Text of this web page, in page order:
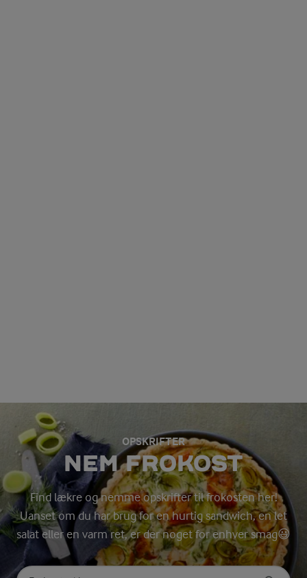
OPSKRIFTER
NEM FROKOST
Find lækre og nemme opskrifter til frokosten her!
Uanset om du har brug for en hurtig sandwich, en let
salat eller en varm ret, er der noget for enhver smag😃